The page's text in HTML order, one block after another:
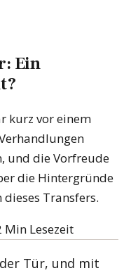
Ein
kurz vor einem
und die Vorfreude
die Hintergründe
Transfers.
Min Lesezeit
Tür, und mit